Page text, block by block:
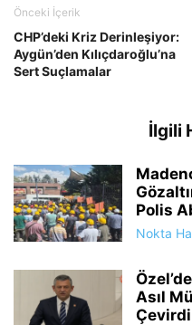
Önceki İçerik
CHP’deki Kriz Derinleşiyor:
Aygün’den Kılıçdaroğlu’na
Sert Suçlamalar
İlgili
Polis
Nokta
Asıl
Çevirdi